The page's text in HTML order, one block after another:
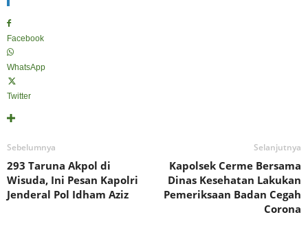
Facebook
WhatsApp
Twitter
Sebelumnya
293 Taruna Akpol di
Wisuda, Ini Pesan Kapolri
Jenderal Pol Idham Aziz
Selanjutnya
Kapolsek Cerme Bersama
Dinas Kesehatan Lakukan
Pemeriksaan Badan Cegah
Corona